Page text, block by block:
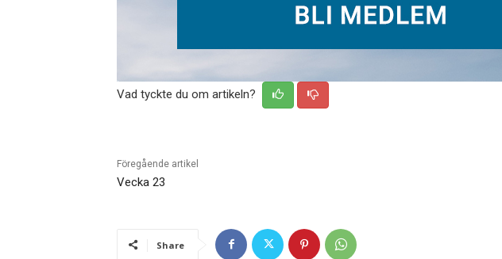
Vad tyckte du om artikeln?
Föregående artikel
Vecka 23
Share